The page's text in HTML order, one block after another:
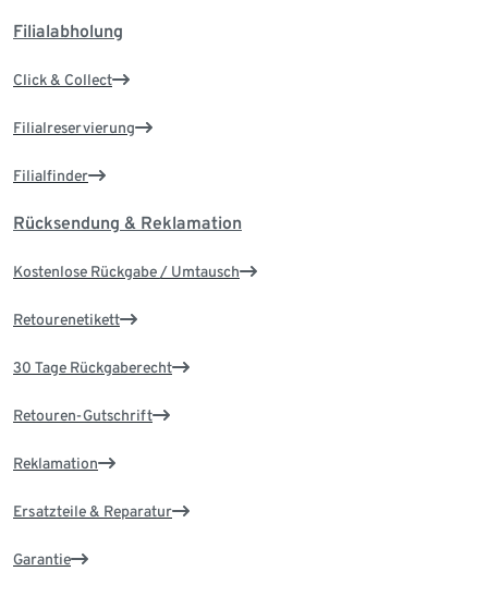
Filialabholung
Click & Collect
Filialreservierung
Filialfinder
Rücksendung & Reklamation
Kostenlose Rückgabe / Umtausch
Retourenetikett
30 Tage Rückgaberecht
Retouren-Gutschrift
Reklamation
Ersatzteile & Reparatur
Garantie